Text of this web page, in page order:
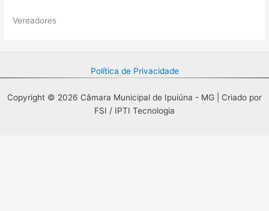
Vereadores
Política de Privacidade
Copyright © 2026 Câmara Municipal de Ipuiúna - MG | Criado por
FSI / IPTI Tecnologia